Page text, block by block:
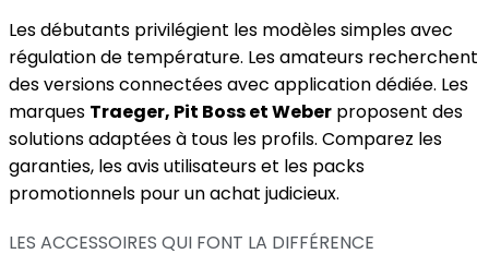
Les débutants privilégient les modèles simples avec
régulation de température. Les amateurs recherchent
des versions connectées avec application dédiée. Les
marques Traeger, Pit Boss et Weber proposent des
solutions adaptées à tous les profils. Comparez les
garanties, les avis utilisateurs et les packs
promotionnels pour un achat judicieux.
LES ACCESSOIRES QUI FONT LA DIFFÉRENCE